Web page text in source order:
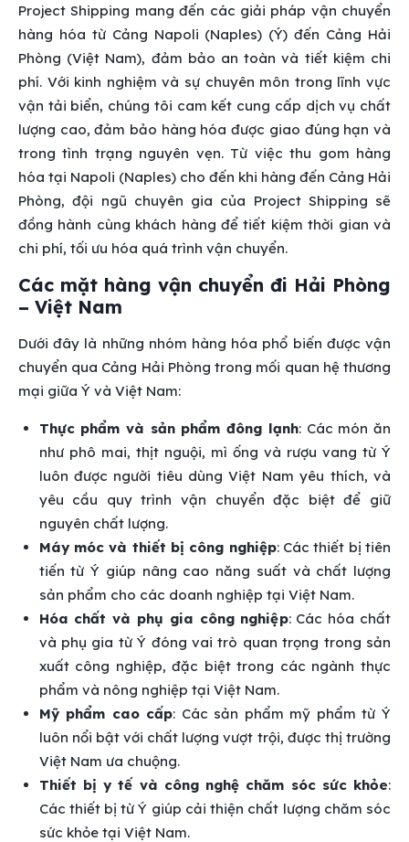
Project Shipping mang đến các giải pháp vận chuyển
hàng hóa từ Cảng Napoli (Naples) (Ý) đến Cảng Hải
Phòng (Việt Nam), đảm bảo an toàn và tiết kiệm chi
phí. Với kinh nghiệm và sự chuyên môn trong lĩnh vực
vận tải biển, chúng tôi cam kết cung cấp dịch vụ chất
lượng cao, đảm bảo hàng hóa được giao đúng hạn và
trong tình trạng nguyên vẹn. Từ việc thu gom hàng
hóa tại Napoli (Naples) cho đến khi hàng đến Cảng Hải
Phòng, đội ngũ chuyên gia của Project Shipping sẽ
đồng hành cùng khách hàng để tiết kiệm thời gian và
chi phí, tối ưu hóa quá trình vận chuyển.
Các mặt hàng vận chuyển đi Hải Phòng
– Việt Nam
Dưới đây là những nhóm hàng hóa phổ biến được vận
chuyển qua Cảng Hải Phòng trong mối quan hệ thương
mại giữa Ý và Việt Nam:
Thực phẩm và sản phẩm đông lạnh: Các món ăn
như phô mai, thịt nguội, mì ống và rượu vang từ Ý
luôn được người tiêu dùng Việt Nam yêu thích, và
yêu cầu quy trình vận chuyển đặc biệt để giữ
nguyên chất lượng.
Máy móc và thiết bị công nghiệp: Các thiết bị tiên
tiến từ Ý giúp nâng cao năng suất và chất lượng
sản phẩm cho các doanh nghiệp tại Việt Nam.
Hóa chất và phụ gia công nghiệp: Các hóa chất
và phụ gia từ Ý đóng vai trò quan trọng trong sản
xuất công nghiệp, đặc biệt trong các ngành thực
phẩm và nông nghiệp tại Việt Nam.
Mỹ phẩm cao cấp: Các sản phẩm mỹ phẩm từ Ý
luôn nổi bật với chất lượng vượt trội, được thị trường
Việt Nam ưa chuộng.
Thiết bị y tế và công nghệ chăm sóc sức khỏe:
Các thiết bị từ Ý giúp cải thiện chất lượng chăm sóc
sức khỏe tại Việt Nam.